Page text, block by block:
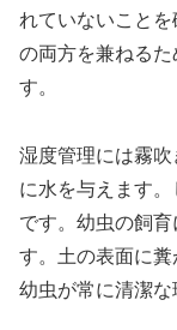
れていないこと
の両方を兼ねる
す。
湿度管理には霧
に水を与えます
です。幼虫の飼
す。土の表面に糞
幼虫が常に清潔な